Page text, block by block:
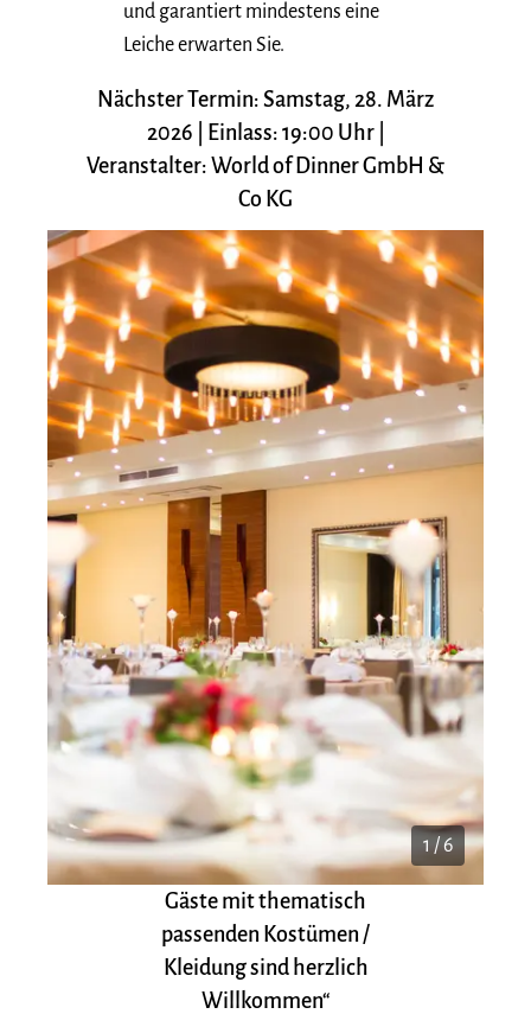
und garantiert mindestens eine
Leiche erwarten Sie.
Nächster Termin: Samstag, 28. März
2026 | Einlass: 19:00 Uhr |
Veranstalter: World of Dinner GmbH &
Co KG
1 / 6
Gäste mit thematisch
passenden Kostümen /
Kleidung sind herzlich
Willkommen“